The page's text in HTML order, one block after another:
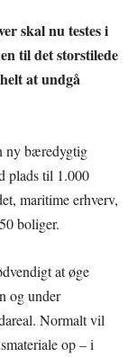
skal nu testes i
til det storstilede
at undgå
ny bæredygtig
plads til 1.000
maritime erhverv,
boliger.
at øge
og under
Normalt vil
op – i